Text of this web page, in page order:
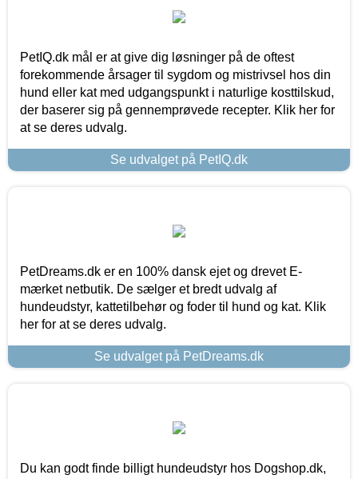
PetIQ.dk mål er at give dig løsninger på de oftest
forekommende årsager til sygdom og mistrivsel hos din
hund eller kat med udgangspunkt i naturlige kosttilskud,
der baserer sig på gennemprøvede recepter. Klik her for
at se deres udvalg.
Se udvalget på PetIQ.dk
PetDreams.dk er en 100% dansk ejet og drevet E-
mærket netbutik. De sælger et bredt udvalg af
hundeudstyr, kattetilbehør og foder til hund og kat. Klik
her for at se deres udvalg.
Se udvalget på PetDreams.dk
Du kan godt finde billigt hundeudstyr hos Dogshop.dk,